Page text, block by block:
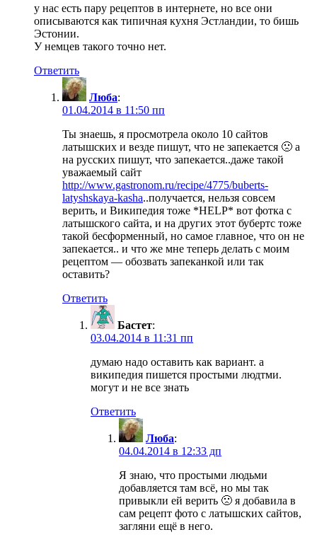
у нас есть пару рецептов в интернете, но все они
описываются как типичная кухня Эстландии, то бишь
Эстонии.
У немцев такого точно нет.
Ответить
Люба:
01.04.2014 в 11:50 пп
Ты знаешь, я просмотрела около 10 сайтов
латышских и везде пишут, что не запекается 🙁 а
на русских пишут, что запекается..даже такой
уважаемый сайт
http://www.gastronom.ru/recipe/4775/buberts-
latyshskaya-kasha..получается, нельзя совсем
верить, и Википедия тоже *HELP* вот фотка с
латышского сайта, и на других этот бубертс тоже
такой бесформенный, но самое главное, что он не
запекается.. и что же мне теперь делать с моим
рецептом — обозвать запеканкой или так
оставить?
Ответить
Бастет:
03.04.2014 в 11:31 пп
думаю надо оставить как вариант. а
википедия пишется простыми людтми.
могут и не все знать
Ответить
Люба:
04.04.2014 в 12:33 дп
Я знаю, что простыми людьми
добавляется там всё, но мы так
привыкли ей верить 🙁 я добавила в
сам рецепт фото с латышских сайтов,
загляни ещё в него.